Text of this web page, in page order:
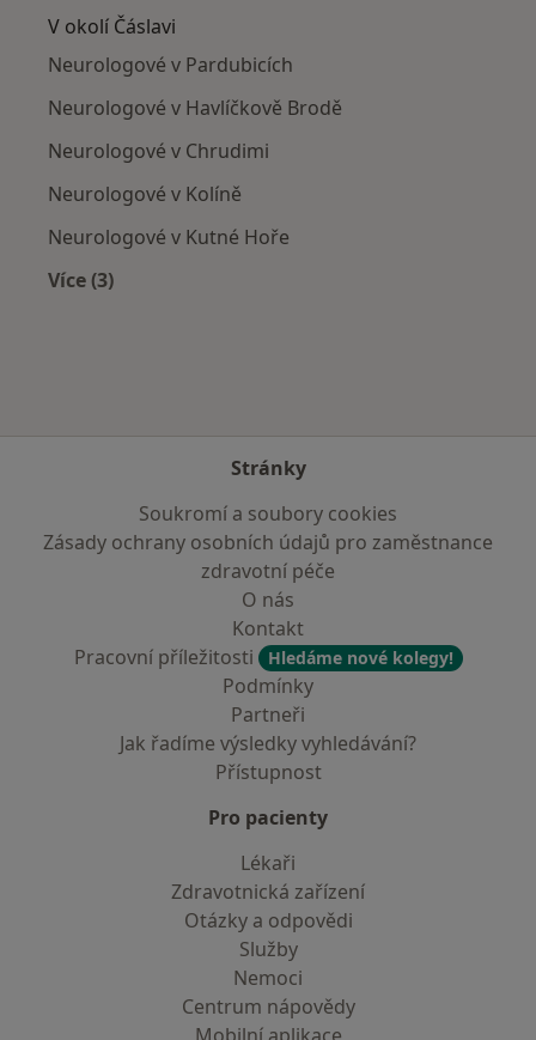
V okolí Čáslavi
Neurologové v Pardubicích
Neurologové v Havlíčkově Brodě
Neurologové v Chrudimi
Neurologové v Kolíně
Neurologové v Kutné Hoře
Více (3)
Stránky
Soukromí a soubory cookies
Zásady ochrany osobních údajů pro zaměstnance
zdravotní péče
O nás
Kontakt
Pracovní příležitosti
Hledáme nové kolegy!
Podmínky
Partneři
Jak řadíme výsledky vyhledávání?
Přístupnost
Pro pacienty
Lékaři
Zdravotnická zařízení
Otázky a odpovědi
Služby
Nemoci
Centrum nápovědy